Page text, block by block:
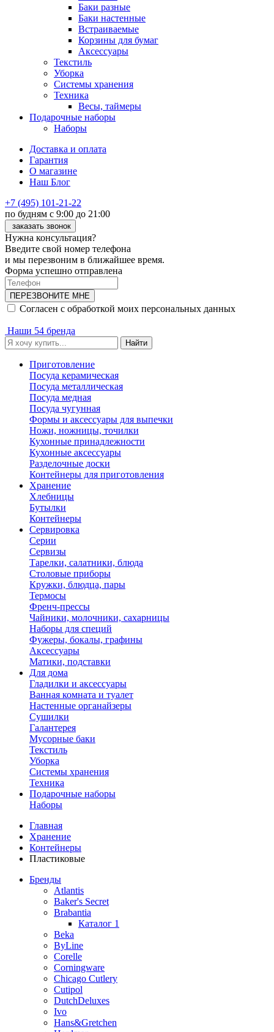
Баки разные
Баки настенные
Встраиваемые
Корзины для бумаг
Аксессуары
Текстиль
Уборка
Системы хранения
Техника
Весы, таймеры
Подарочные наборы
Наборы
Доставка и оплата
Гарантия
О магазине
Наш Блог
+7 (495) 101-21-22
по будням с 9:00 до 21:00
заказать звонок
Нужна консультация?
Введите свой номер телефона
и мы перезвоним в ближайшее время.
Форма успешно отправлена
ПЕРЕЗВОНИТЕ МНЕ
Согласен с обработкой моих персональных данных
Наши 54 бренда
Найти
Приготовление
Посуда керамическая
Посуда металлическая
Посуда медная
Посуда чугунная
Формы и аксессуары для выпечки
Ножи, ножницы, точилки
Кухонные принадлежности
Кухонные аксессуары
Разделочные доски
Контейнеры для приготовления
Хранение
Хлебницы
Бутылки
Контейнеры
Сервировка
Серии
Сервизы
Тарелки, салатники, блюда
Столовые приборы
Кружки, блюдца, пары
Термосы
Френч-прессы
Чайники, молочники, сахарницы
Наборы для специй
Фужеры, бокалы, графины
Аксессуары
Матики, подставки
Для дома
Гладилки и аксессуары
Ванная комната и туалет
Настенные органайзеры
Сушилки
Галантерея
Мусорные баки
Текстиль
Уборка
Системы хранения
Техника
Подарочные наборы
Наборы
Главная
Хранение
Контейнеры
Пластиковые
Бренды
Atlantis
Baker's Secret
Brabantia
Каталог 1
Beka
ByLine
Corelle
Corningware
Chicago Cutlery
Cutipol
DutchDeluxes
Ivo
Hans&Gretchen